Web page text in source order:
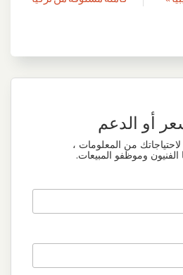
أو الدعم
من المعلومات ،
وموظفو المبيعات.